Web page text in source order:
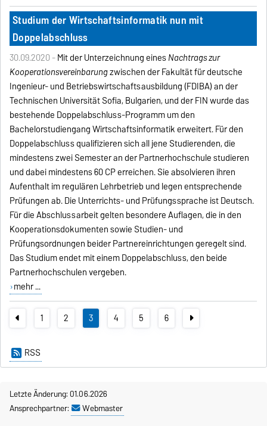
Studium der Wirtschaftsinformatik nun mit
Doppelabschluss
30.09.2020 -Mit der Unterzeichnung einesNachtrags zur
Kooperationsvereinbarungzwischen der Fakultät für deutsche
Ingenieur- und Betriebswirtschaftsausbildung (FDIBA) an der
Technischen Universität Sofia, Bulgarien, und der FIN wurde das
bestehende Doppelabschluss-Programm um den
Bachelorstudiengang Wirtschaftsinformatik erweitert. Für den
Doppelabschluss qualifizieren sich all jene Studierenden, die
mindestens zwei Semester an der Partnerhochschule studieren
und dabei mindestens 60 CP erreichen. Sie absolvieren ihren
Aufenthalt im regulären Lehrbetrieb und legen entsprechende
Prüfungen ab. Die Unterrichts- und Prüfungssprache ist Deutsch.
Für die Abschlussarbeit gelten besondere Auflagen, die in den
Kooperationsdokumenten sowie Studien- und
Prüfungsordnungen beider Partnereinrichtungen geregelt sind.
Das Studium endet mit einem Doppelabschluss, den beide
Partnerhochschulen vergeben.
mehr ...
1 2 3 4 5 6
RSS
Letzte Änderung: 01.06.2026
Ansprechpartner:
Webmaster